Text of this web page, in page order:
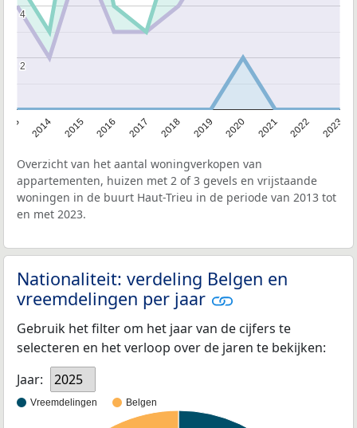
2014 2015 2016 2017 2018 2019 2020 2021 2022 2023
2
2
4
4
Overzicht van het aantal woningverkopen van
appartementen, huizen met 2 of 3 gevels en vrijstaande
woningen in de buurt Haut-Trieu in de periode van 2013 tot
en met 2023.
Nationaliteit: verdeling Belgen en
vreemdelingen per jaar
Gebruik het filter om het jaar van de cijfers te
selecteren en het verloop over de jaren te bekijken:
Jaar:
2025
Vreemdelingen Belgen